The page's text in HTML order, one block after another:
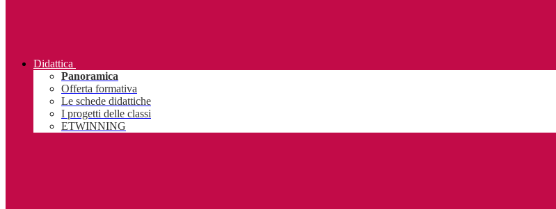
Didattica
Panoramica
Offerta formativa
Le schede didattiche
I progetti delle classi
ETWINNING